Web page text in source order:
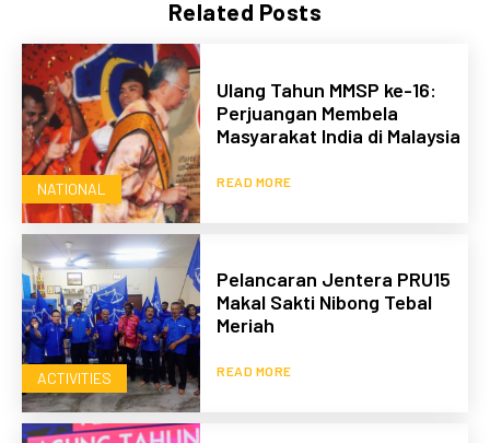
Related Posts
NATIONAL
Ulang Tahun MMSP ke-16:
Perjuangan Membela
Masyarakat India di Malaysia
READ MORE
ACTIVITIES
Pelancaran Jentera PRU15
Makal Sakti Nibong Tebal
Meriah
READ MORE